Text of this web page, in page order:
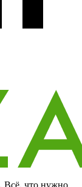
что нужно